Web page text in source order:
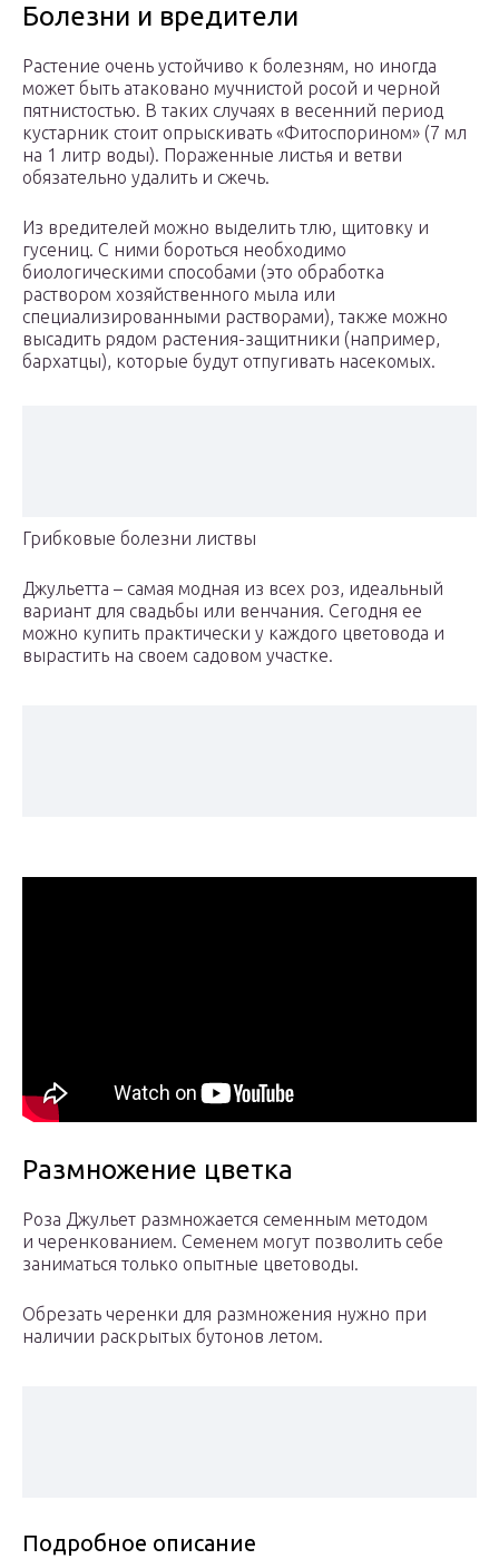
Болезни и вредители
Растение очень устойчиво к болезням, но иногда
может быть атаковано мучнистой росой и черной
пятнистостью. В таких случаях в весенний период
кустарник стоит опрыскивать «Фитоспорином» (7 мл
на 1 литр воды). Пораженные листья и ветви
обязательно удалить и сжечь.
Из вредителей можно выделить тлю, щитовку и
гусениц. С ними бороться необходимо
биологическими способами (это обработка
раствором хозяйственного мыла или
специализированными растворами), также можно
высадить рядом растения-защитники (например,
бархатцы), которые будут отпугивать насекомых.
Грибковые болезни листвы
Джульетта – самая модная из всех роз, идеальный
вариант для свадьбы или венчания. Сегодня ее
можно купить практически у каждого цветовода и
вырастить на своем садовом участке.
Размножение цветка
Роза Джульет размножается семенным методом
и черенкованием. Семенем могут позволить себе
заниматься только опытные цветоводы.
Обрезать черенки для размножения нужно при
наличии раскрытых бутонов летом.
Подробное описание